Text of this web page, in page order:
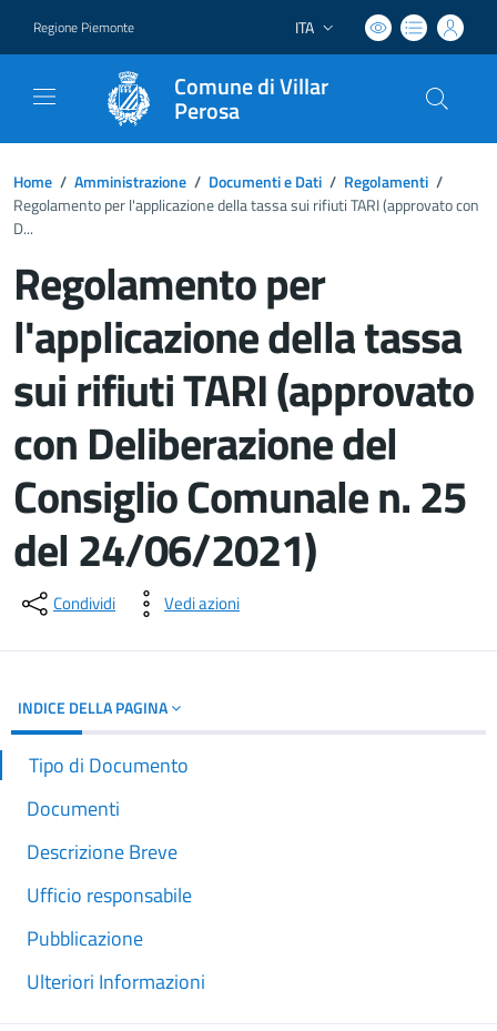
Regione Piemonte Lingua attiva:
ITA
Comune di Villar
Perosa
Home / Amministrazione / Documenti e Dati / Regolamenti /
Regolamento per l'applicazione della tassa sui rifiuti TARI (approvato con
D...
Regolamento per
l'applicazione della tassa
sui rifiuti TARI (approvato
con Deliberazione del
Consiglio Comunale n. 25
del 24/06/2021)
Dettagli del documento
Condividi Vedi azioni
INDICE DELLA PAGINA
Tipo di Documento
Documenti
Descrizione Breve
Ufficio responsabile
Pubblicazione
Ulteriori Informazioni